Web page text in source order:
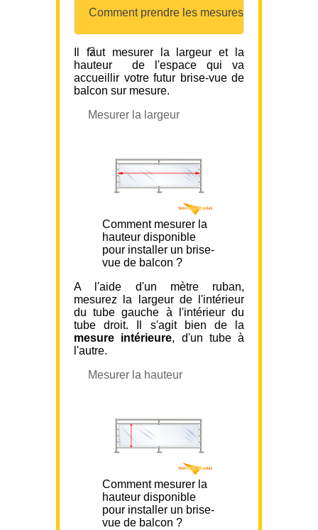
Comment prendre les mesures
?
Il faut mesurer la largeur et la
hauteur de l'espace qui va
accueillir votre futur brise-vue de
balcon sur mesure.
Mesurer la largeur
Comment mesurer la
hauteur disponible
pour installer un brise-
vue de balcon ?
A l'aide d'un mètre ruban,
mesurez la largeur de l'intérieur
du tube gauche à l'intérieur du
tube droit. Il s'agit bien de la
mesure intérieure, d'un tube à
l'autre.
Mesurer la hauteur
Comment mesurer la
hauteur disponible
pour installer un brise-
vue de balcon ?